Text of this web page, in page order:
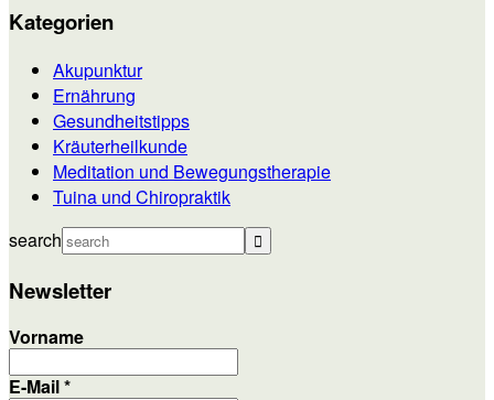
Kategorien
Akupunktur
Ernährung
Gesundheitstipps
Kräuterheilkunde
Meditation und Bewegungstherapie
Tuina und Chiropraktik
search
Newsletter
Vorname
E-Mail*